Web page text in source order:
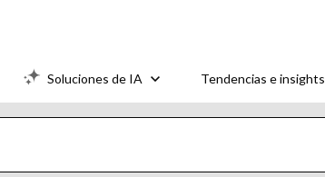
Soluciones de IA Tendencias e insights